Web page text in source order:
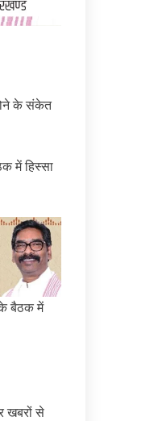
के संकेत
में हिस्सा
के बैठक में
खबरों से